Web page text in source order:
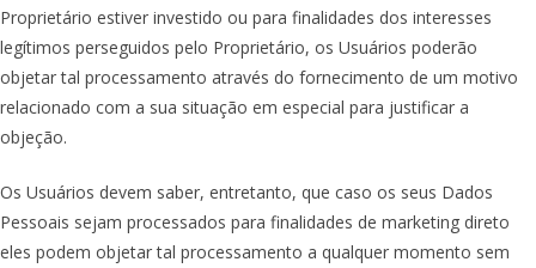
Proprietário estiver investido ou para finalidades dos interesses
legítimos perseguidos pelo Proprietário, os Usuários poderão
objetar tal processamento através do fornecimento de um motivo
relacionado com a sua situação em especial para justificar a
objeção.
Os Usuários devem saber, entretanto, que caso os seus Dados
Pessoais sejam processados para finalidades de marketing direto
eles podem objetar tal processamento a qualquer momento sem